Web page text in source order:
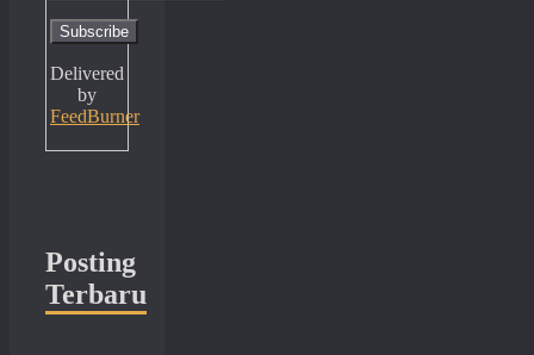
Delivered
by
FeedBurner
Posting
Terbaru